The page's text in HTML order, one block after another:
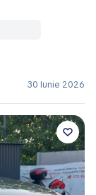
30 Iunie 2026